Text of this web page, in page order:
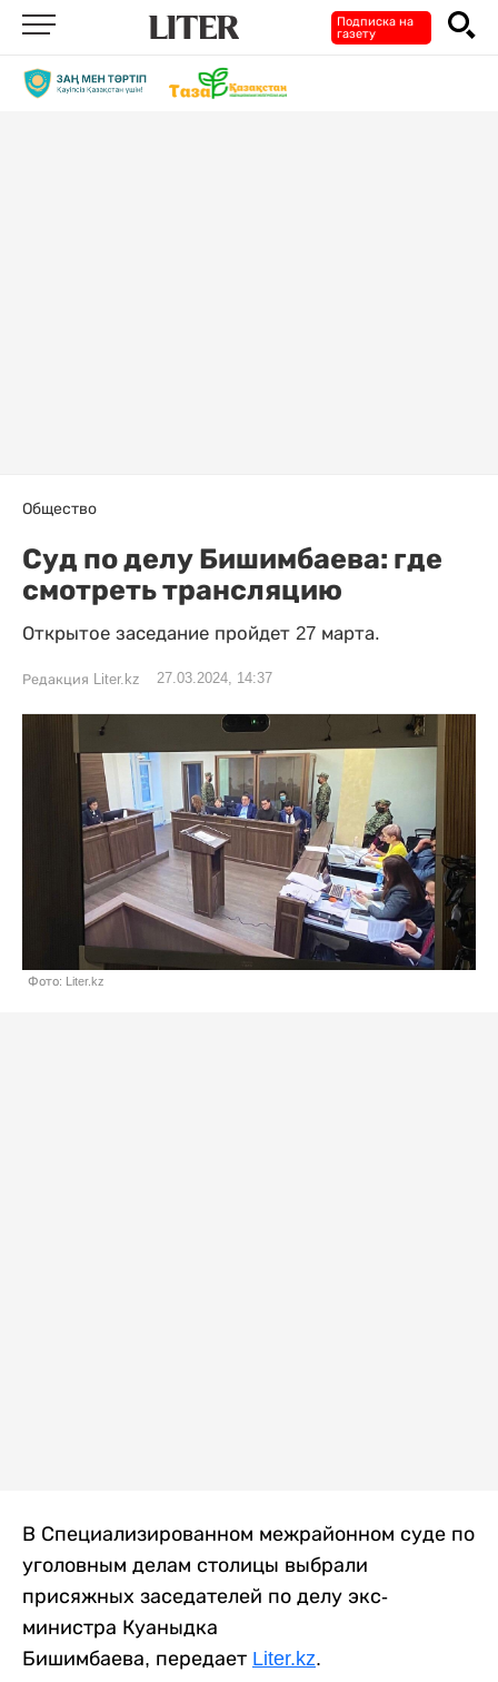
Подписка на
газету
Общество
Суд по делу Бишимбаева: где
смотреть трансляцию
Открытое заседание пройдет 27 марта.
Редакция Liter.kz 27.03.2024, 14:37
Фото: Liter.kz
В Специализированном межрайонном суде по
уголовным делам столицы выбрали
присяжных заседателей по делу экс-
министра Куаныдка
Бишимбаева, передает Liter.kz.